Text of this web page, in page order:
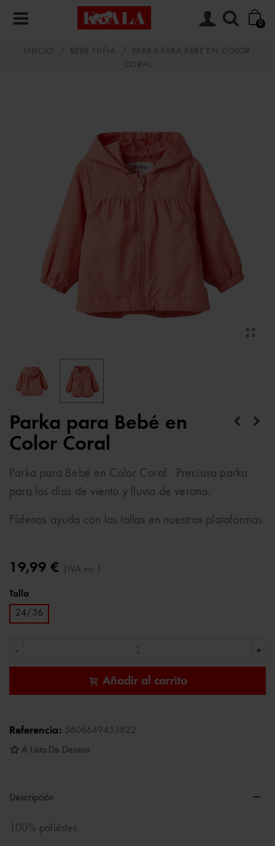
0
INICIO / BEBÉ NIÑA /
PARKA PARA BEBÉ EN COLOR
CORAL
Parka para Bebé en
Color Coral
Parka para Bebé en Color Coral. Preciosa parka
para los días de viento y lluvia de verano.
Pídenos ayuda con las tallas en nuestras plataformas.
19,99 € (IVA inc.)
Talla
24/36
- +
Añadir al carrito
Referencia: 5606649453822
A Lista De Deseos
Descripción
100% poliéster.